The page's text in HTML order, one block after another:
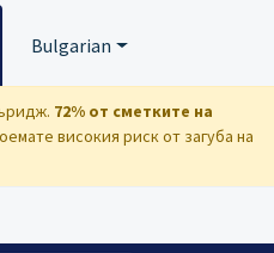
Bulgarian
72% от сметките на
високия риск от загуба на